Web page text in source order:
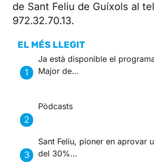
de Sant Feliu de Guíxols al
972.32.70.13.
EL MÉS LLEGIT
Ja està disponible el
Major de…
Pòdcasts
Sant Feliu, pioner en aprovar
del 30%…